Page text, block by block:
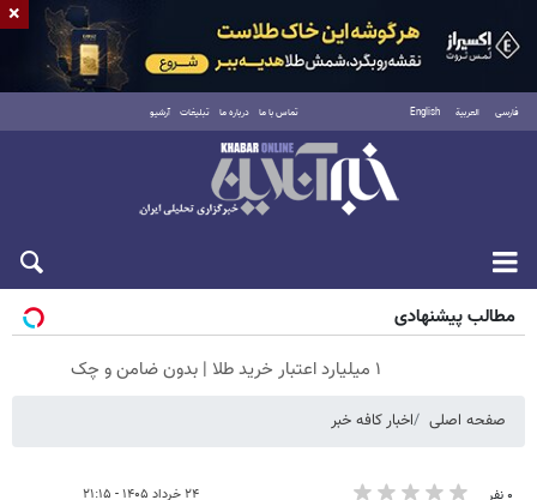
فارسی العربية English تماس با ما درباره ما تبلیغات آرشیو
شنبه ۱۷ مرداد ۱۴۰۵
مطالب پیشنهادی
۱ میلیارد اعتبار خرید طلا | بدون ضامن و چک
صفحه اصلی اخبار کافه خبر
۰ نفر ۲۴ خرداد ۱۴۰۵ - ۲۱:۱۵
×